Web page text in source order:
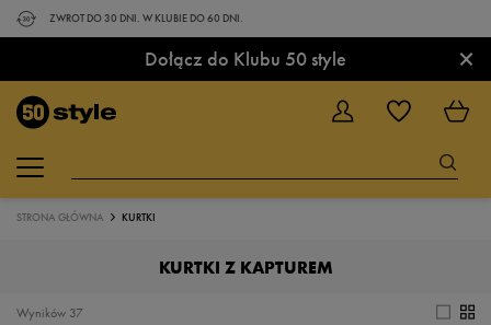
ZWROT DO 30 DNI. W KLUBIE DO 60 DNI.
Dołącz do Klubu 50 style ×
STRONA GŁÓWNA KURTKI
KURTKI Z KAPTUREM
37
Wyników